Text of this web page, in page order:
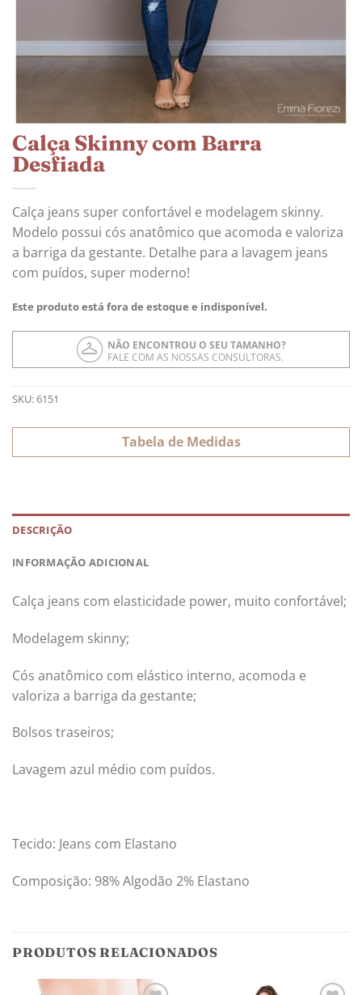
Calça Skinny com Barra
Desfiada
Calça jeans super confortável e modelagem skinny.
Modelo possui cós anatômico que acomoda e valoriza
a barriga da gestante. Detalhe para a lavagem jeans
com puídos, super moderno!
Este produto está fora de estoque e indisponível.
NÃO ENCONTROU O SEU TAMANHO?
FALE COM AS NOSSAS CONSULTORAS.
SKU:6151
Tabela de Medidas
DESCRIÇÃO
INFORMAÇÃO ADICIONAL
Calça jeans com elasticidade power, muito confortável;
Modelagem skinny;
Cós anatômico com elástico interno, acomoda e
valoriza a barriga da gestante;
Bolsos traseiros;
Lavagem azul médio com puídos.
Tecido: Jeans com Elastano
Composição: 98% Algodão 2% Elastano
PRODUTOS RELACIONADOS